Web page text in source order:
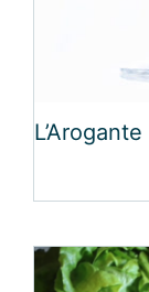
L’Arogante